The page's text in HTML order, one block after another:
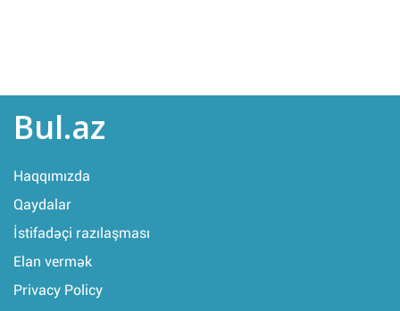
Bul.az
Haqqımızda
Qaydalar
İstifadəçi razılaşması
Elan vermək
Privacy Policy